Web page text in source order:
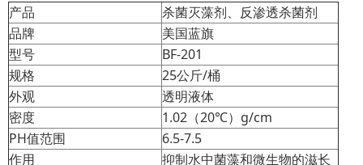
产品
杀菌灭藻剂、反渗透杀菌剂
品牌
美国蓝旗
型号
BF-201
规格
25公斤/桶
外观
透明液体
密度
1.02（20℃）g/cm
PH值范围
6.5-7.5
作用
抑制水中菌藻和微生物的滋长